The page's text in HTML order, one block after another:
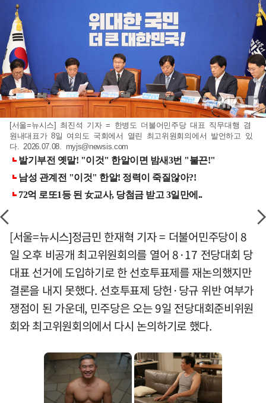
[서울=뉴시스] 최진석 기자 = 한병도 더불어민주당 대표 직무대행 겸
원내대표가 8일 여의도 국회에서 열린 최고위원회의에서 발언하고 있
다. 2026.07.08. myjs@newsis.com
[서울=뉴시스]정금민 한재혁 기자 = 더불어민주당이 8
일 오후 비공개 최고위원회의를 열어 8·17 전당대회 당
대표 선거에 도입하기로 한 선호투표제를 재논의했지만
결론을 내지 못했다. 선호투표제 당헌·당규 위반 여부가
쟁점이 된 가운데, 민주당은 오는 9일 전당대회준비위원
회와 최고위원회의에서 다시 논의하기로 했다.